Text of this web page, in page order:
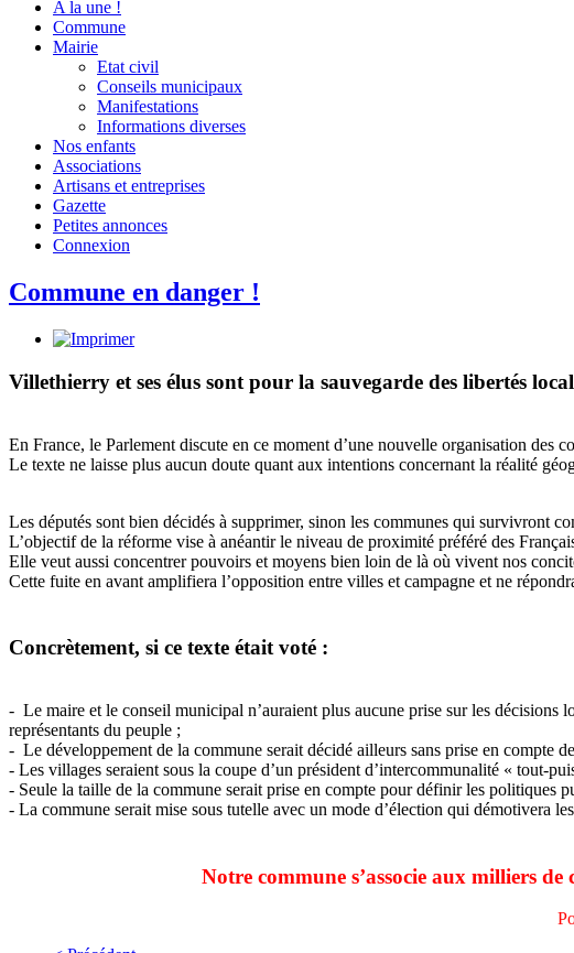
A la une !
Commune
Mairie
Etat civil
Conseils municipaux
Manifestations
Informations diverses
Nos enfants
Associations
Artisans et entreprises
Gazette
Petites annonces
Connexion
Commune en danger !
Villethierry et ses élus sont pour la sauvegarde des libertés
En France, le Parlement discute en ce moment d’une nouvelle organisation des
Le texte ne laisse plus aucun doute quant aux intentions concernant la réalité
Les députés sont bien décidés à supprimer, sinon les communes qui survivront
L’objectif de la réforme vise à anéantir le niveau de proximité préféré des
Elle veut aussi concentrer pouvoirs et moyens bien loin de là où vivent nos
Cette fuite en avant amplifiera l’opposition entre villes et campagne et ne
Concrètement, si ce texte était voté :
- Le maire et le conseil municipal n’auraient plus aucune prise sur les décisions
représentants du peuple ;
- Le développement de la commune serait décidé ailleurs sans prise en compte
- Les villages seraient sous la coupe d’un président d’intercommunalité « tout-
- Seule la taille de la commune serait prise en compte pour définir les politiques
- La commune serait mise sous tutelle avec un mode d’élection qui démotivera
Notre commune s’associe aux milliers